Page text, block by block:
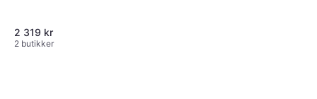
2 319 kr
2 butikker